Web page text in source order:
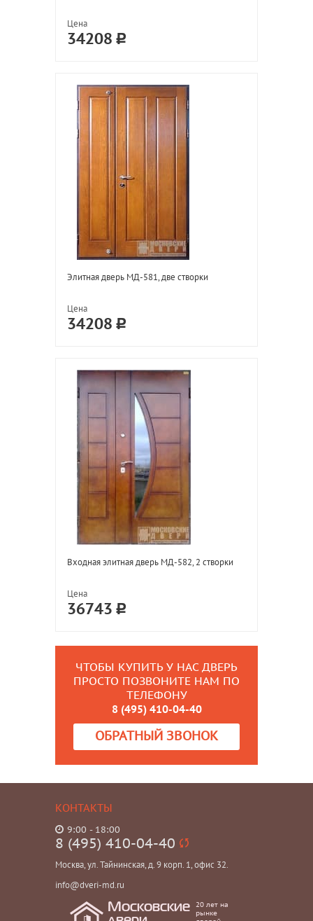
Цена
34208
Элитная дверь МД-581, две створки
Цена
34208
Входная элитная дверь МД-582, 2 створки
Цена
36743
ЧТОБЫ КУПИТЬ У НАС ДВЕРЬ
ПРОСТО ПОЗВОНИТЕ НАМ ПО
ТЕЛЕФОНУ
8 (495) 410-04-40
ОБРАТНЫЙ ЗВОНОК
КОНТАКТЫ
9:00 - 18:00
8 (495) 410-04-40
Москва, ул. Тайнинская, д. 9 корп. 1, офис 32.
info@dveri-md.ru
Московские
20 лет на
рынке